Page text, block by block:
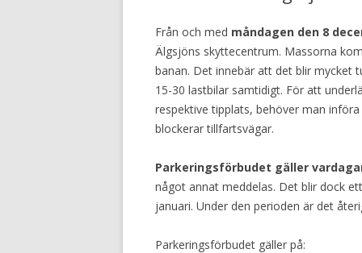
MEDLEMSANSÖKAN
KONTAKT
STADGAR
Från och med måndagen den 8
Älgsjöns skyttecentrum. Massorna
banan. Det innebär att det blir mycket
15-30 lastbilar samtidigt. För att
respektive tipplats, behöver man
blockerar tillfartsvägar.
Parkeringsförbudet gäller
något annat meddelas. Det blir dock
januari. Under den perioden är det
Parkeringsförbudet gäller på: